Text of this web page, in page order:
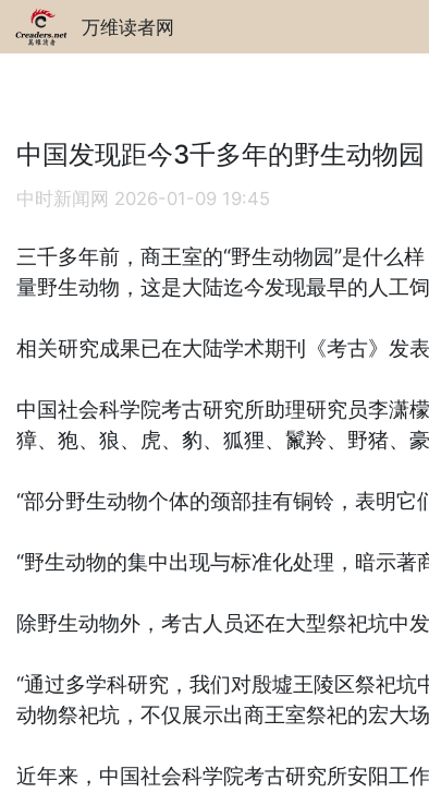
万维读者网
中国发现距今3千多年的野生动物园
中时新闻网 2026-01-09 19:45
三千多年前，商王室的“野生动物园”是什么
量野生动物，这是大陆迄今发现最早的人工饲
相关研究成果已在大陆学术期刊《考古》发表
中国社会科学院考古研究所助理研究员李潇
獐、狍、狼、虎、豹、狐狸、鬣羚、野猪、
“部分野生动物个体的颈部挂有铜铃，表明它
“野生动物的集中出现与标准化处理，暗示
除野生动物外，考古人员还在大型祭祀坑中
“通过多学科研究，我们对殷墟王陵区祭祀
动物祭祀坑，不仅展示出商王室祭祀的宏大
近年来，中国社会科学院考古研究所安阳工